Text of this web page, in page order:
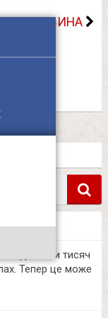
НОВИНА
десятки тисяч
Тепер це може